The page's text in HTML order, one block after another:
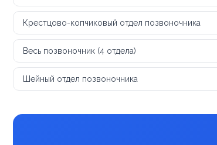
Крестцово-копчиковый отдел позвоночника
Весь позвоночник (4 отдела)
Шейный отдел позвоночника